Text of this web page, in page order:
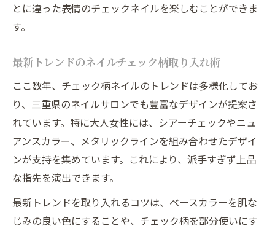
とに違った表情のチェックネイルを楽しむことができま
す。
最新トレンドのネイルチェック柄取り入れ術
ここ数年、チェック柄ネイルのトレンドは多様化してお
り、三重県のネイルサロンでも豊富なデザインが提案さ
れています。特に大人女性には、シアーチェックやニュ
アンスカラー、メタリックラインを組み合わせたデザイ
ンが支持を集めています。これにより、派手すぎず上品
な指先を演出できます。
最新トレンドを取り入れるコツは、ベースカラーを肌な
じみの良い色にすることや、チェック柄を部分使いにす